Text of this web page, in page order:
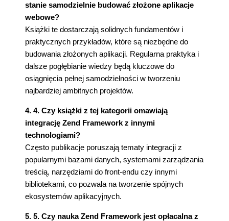
stanie samodzielnie budować złożone aplikacje
webowe?
Książki te dostarczają solidnych fundamentów i
praktycznych przykładów, które są niezbędne do
budowania złożonych aplikacji. Regularna praktyka i
dalsze pogłębianie wiedzy będą kluczowe do
osiągnięcia pełnej samodzielności w tworzeniu
najbardziej ambitnych projektów.
4. 4. Czy książki z tej kategorii omawiają
integrację Zend Framework z innymi
technologiami?
Często publikacje poruszają tematy integracji z
popularnymi bazami danych, systemami zarządzania
treścią, narzędziami do front-endu czy innymi
bibliotekami, co pozwala na tworzenie spójnych
ekosystemów aplikacyjnych.
5. 5. Czy nauka Zend Framework jest opłacalna z